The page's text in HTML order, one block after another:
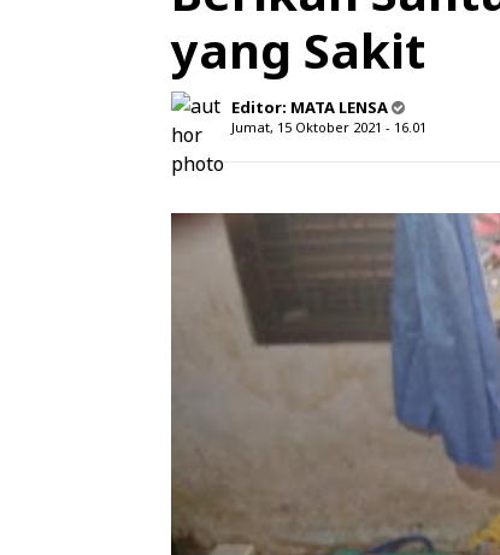
yang Sakit
Editor: MATA LENSA
Jumat, 15 Oktober 2021 - 16.01